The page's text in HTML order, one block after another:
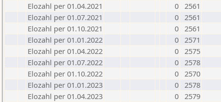
Elozahl per 01.04.2021
0 2561
Elozahl per 01.07.2021
0 2561
Elozahl per 01.10.2021
0 2561
Elozahl per 01.01.2022
0 2571
Elozahl per 01.04.2022
0 2575
Elozahl per 01.07.2022
0 2578
Elozahl per 01.10.2022
0 2570
Elozahl per 01.01.2023
0 2578
Elozahl per 01.04.2023
0 2579